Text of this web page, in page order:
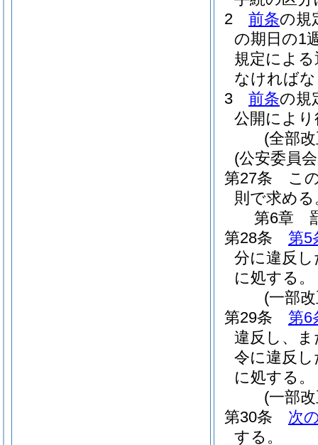
2
前条の規
の期日の1
規定によ
なければ
3
前条の規
公開によ
(全部
(公安委員
第27条
こ
則で求める
第6章
第28条
第5
分に違反
に処する。
(一部
第29条
第6
違反し、ま
令に違反
に処する。
(一部
第30条
次
する。